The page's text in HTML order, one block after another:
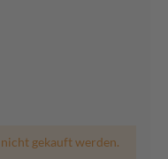
gekauft werden.